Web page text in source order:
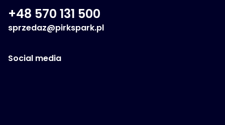
+48 570 131 500
sprzedaz@pirkspark.pl
Social media